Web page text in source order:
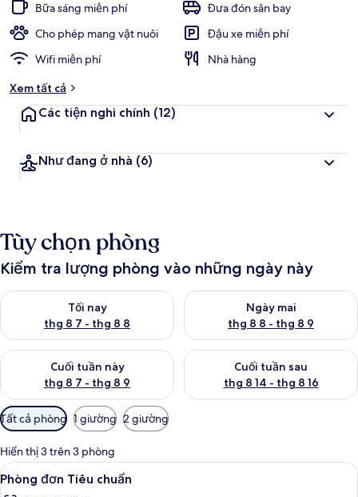
Bữa sáng miễn phí
Đưa đón sân bay
Cho phép mang vật nuôi
Đậu xe miễn phí
Wifi miễn phí
Nhà hàng
Xem tất cả
Các tiện nghi chính (12)
Như đang ở nhà (6)
Tùy chọn phòng
Kiểm tra lượng phòng vào những ngày này
Tối nay
thg 8 7 - thg 8 8
Kiểm tra lượng phòng tối nay từ thg 8 7 - thg 8 8
Ngày mai
thg 8 8 - thg 8 9
Kiểm tra lượng phòng ngày
Cuối tuần này
thg 8 7 - thg 8 9
Kiểm tra lượng phòng cuối tuần này từ thg 8 7 - thg 8 9
Cuối tuần sau
thg 8 14 - thg 8 16
Kiểm tra lượng phòng cuối
Bộ
lọc
có
thể
dùng
Tất cả phòng 1 giường 2 giường
Hiển thị 3 trên 3 phòng
Xem
tất
Phòng đơn Tiêu chuẩn | Bàn, màn/
3
Phòng đơn Tiêu chuẩn